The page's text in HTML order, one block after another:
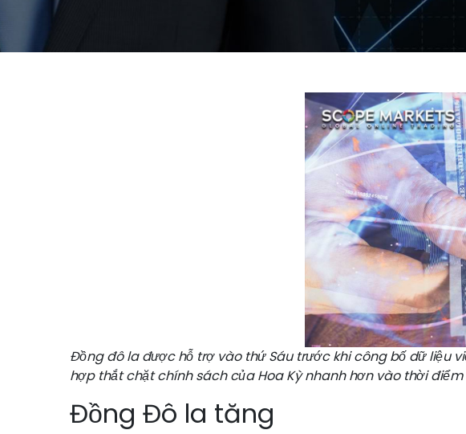
Đồng đô la được hỗ trợ vào thứ Sáu trước khi công bố dữ liệu
hợp thắt chặt chính sách của Hoa Kỳ nhanh hơn vào thời
Đồng Đô la tăng